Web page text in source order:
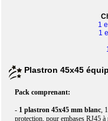
1
1
Plastron 45x45
Pack comprenant:
- 1 plastron 45x45 mm blanc,
protection, pour embases RJ45